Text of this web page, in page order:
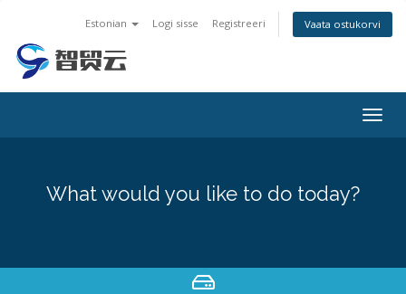
Estonian Logi sisse Registreeri Vaata ostukorvi
What would you like to do today?